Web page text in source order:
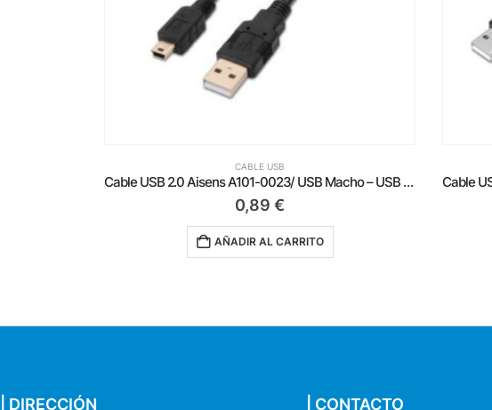
CABLE USB
Cable USB 2.0 Impresora Aisens A101-0005/ USB Tipo-B Macho – USB Macho/ Hasta 2.5W/ 60Mbps/ 1m/ Negro
0,79 €
AÑADIR AL CARRITO
| DIRECCIÓN | CONTACTO